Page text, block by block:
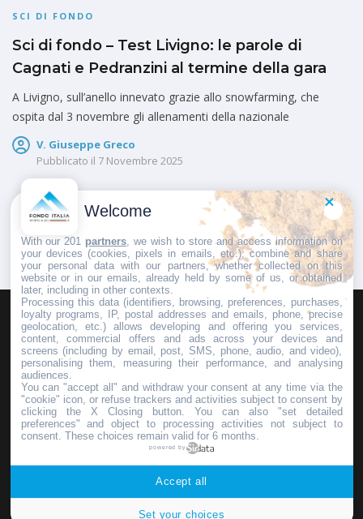
SCI DI FONDO
Sci di fondo – Test Livigno: le parole di
Cagnati e Pedranzini al termine della gara
A Livigno, sull’anello innevato grazie allo snowfarming, che
ospita dal 3 novembre gli allenamenti della nazionale
V. Giuseppe Greco
Pubblicato il 7 Novembre 2025
4
HOMEPAGEREDAZIONEINVIA UN COMUNICATO STAMPA
PUBBLICITÀSCRIVI AL DIRETTORE
Copyright © 2016 - 2025 ASD Fondo Italia - Partita Iva: IT 03855110049
Welcome
With our 201 partners , we wish to store and access information on
your devices (cookies, pixels in emails, etc.), combine and share
your personal data with our partners, whether collected on this
website or in our emails, already held by some of us, or obtained
later, including in other contexts.
Processing this data (identifiers, browsing, preferences, purchases,
loyalty programs, IP, postal addresses and emails, phone, precise
geolocation, etc.) allows developing and offering you services,
content, commercial offers and ads across your devices and
screens (including by email, post, SMS, phone, audio, and video),
personalising them, measuring their performance, and analysing
audiences.
You can "accept all" and withdraw your consent at any time via the
"cookie" icon, or refuse trackers and activities subject to consent by
clicking the X Closing button. You can also "set detailed
preferences" and object to processing activities not subject to
consent. These choices remain valid for 6 months.
powered by
Set your choices
Accept all